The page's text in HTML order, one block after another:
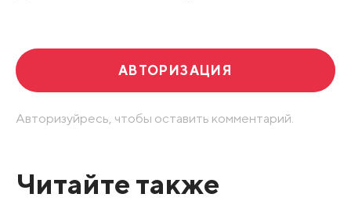
АВТОРИЗАЦИЯ
Авторизуйресь, чтобы оставить комментарий.
Читайте также